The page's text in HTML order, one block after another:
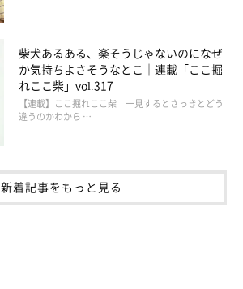
柴犬あるある、楽そうじゃないのになぜ
か気持ちよさそうなとこ｜連載「ここ掘
れここ柴」vol.317
【連載】ここ掘れここ柴 一見するとさっきとどう
違うのかわから …
新着記事をもっと見る